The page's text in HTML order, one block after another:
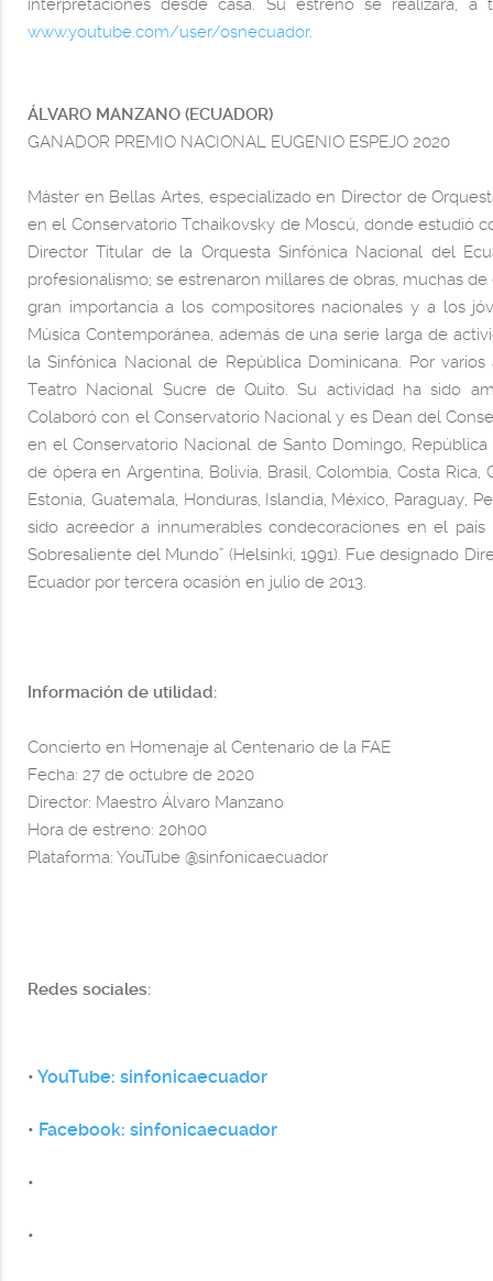
interpretaciones desde casa. Su estreno se realizará,
www.youtube.com/user/osnecuador.
ÁLVARO MANZANO (ECUADOR)
GANADOR PREMIO NACIONAL EUGENIO ESPEJO 2020
Máster en Bellas Artes, especializado en Director de
en el Conservatorio Tchaikovsky de Moscú, donde estudió
Director Titular de la Orquesta Sinfónica Nacional del
profesionalismo; se estrenaron millares de obras, muchas
gran importancia a los compositores nacionales y a los
Música Contemporánea, además de una serie larga de
la Sinfónica Nacional de República Dominicana. Por
Teatro Nacional Sucre de Quito. Su actividad ha sido
Colaboró con el Conservatorio Nacional y es Dean del
en el Conservatorio Nacional de Santo Domingo,
de ópera en Argentina, Bolivia, Brasil, Colombia, Costa Rica,
Estonia, Guatemala, Honduras, Islandia, México, Paraguay,
sido acreedor a innumerables condecoraciones en el
Sobresaliente del Mundo” (Helsinki, 1991). Fue designado
Ecuador por tercera ocasión en julio de 2013.
Información de utilidad:
Concierto en Homenaje al Centenario de la FAE
Fecha: 27 de octubre de 2020
Director: Maestro Álvaro Manzano
Hora de estreno: 20h00
Plataforma: YouTube @sinfonicaecuador
Redes sociales:
• YouTube: sinfonicaecuador
• Facebook: sinfonicaecuador
•
•